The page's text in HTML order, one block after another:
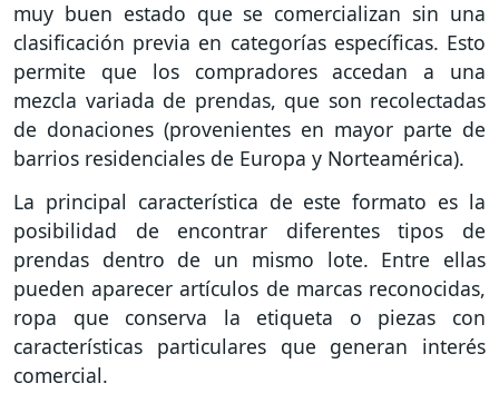
muy buen estado que se comercializan sin una
clasificación previa en categorías específicas. Esto
permite que los compradores accedan a una
mezcla variada de prendas, que son recolectadas
de donaciones (provenientes en mayor parte de
barrios residenciales de Europa y Norteamérica).
La principal característica de este formato es la
posibilidad de encontrar diferentes tipos de
prendas dentro de un mismo lote. Entre ellas
pueden aparecer artículos de marcas reconocidas,
ropa que conserva la etiqueta o piezas con
características particulares que generan interés
comercial.